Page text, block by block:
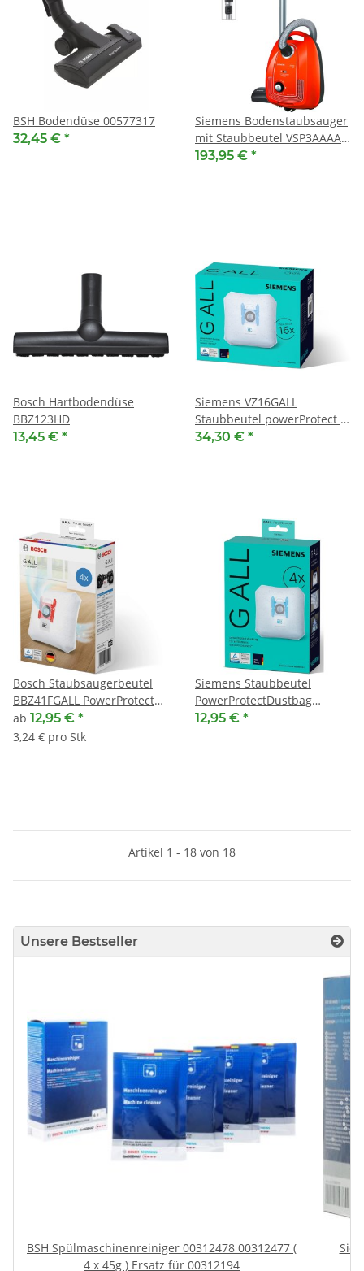
BSH Bodendüse 00577317
32,45 € *
Siemens Bodenstaubsauger
mit Staubbeutel VSP3AAAA -
Desert Sun
193,95 € *
Bosch Hartbodendüse
BBZ123HD
13,45 € *
Siemens VZ16GALL
Staubbeutel powerProtect G
ALL ( VE16 )
34,30 € *
Bosch Staubsaugerbeutel
BBZ41FGALL PowerProtect
Type G ALL ( VE4 )
ab 12,95 € *
3,24 € pro Stk
Siemens Staubbeutel
PowerProtectDustbag
VZ41FGALL ( VE4 )
12,95 € *
Artikel 1 - 18 von 18
Unsere Bestseller
BSH Spülmaschinenreiniger 00312478 00312477 (
4 x 45g ) Ersatz für 00312194